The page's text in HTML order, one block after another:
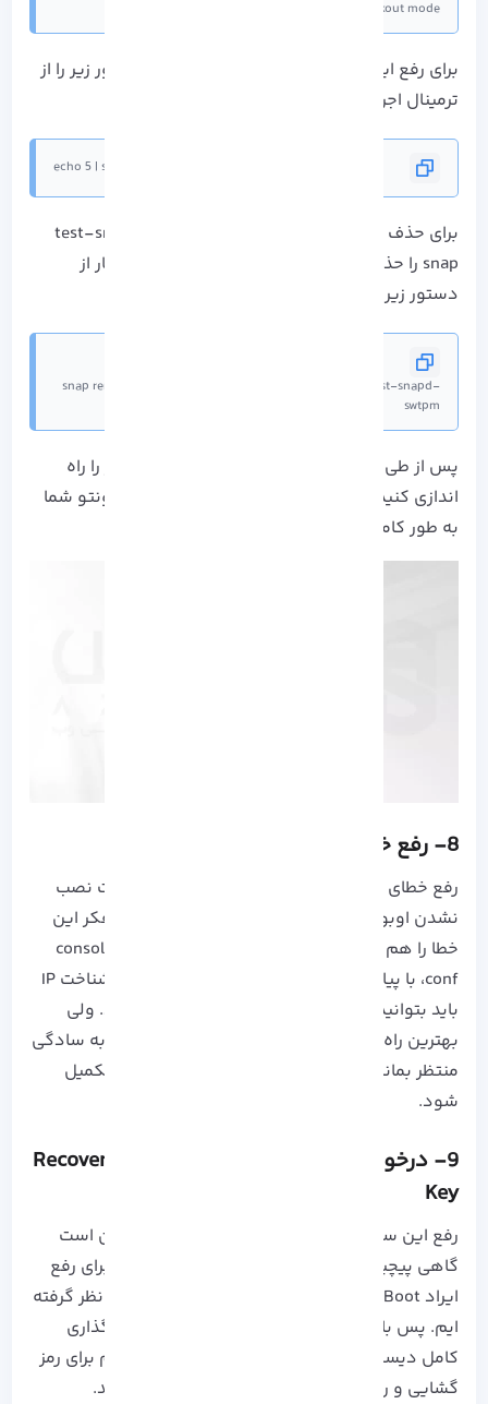
the TPM is in DA lockout mode
برای رفع این خطا باید TPM را پاک کنید! پس دستور زیر را از
ترمینال اجرا کنید:
echo 5 | sudo tee /sys/class/tpm/tpm0/ppi/request
برای حذف کامل نرم افزار TPM مورد test-snapd-swtpm
snap را حذف کرده و مجدد نصب کنید، برای این کار از
دستور زیر استفاده کنید:
snap remove test-snapd-swtpm --purge; snap install test-snapd-
swtpm
پس از طی مراحل بالا مجدد از سیستم مشکل ساز را راه
اندازی کنید، اکنون باید مشکلات نصب نشدن اوبونتو شما
به طور کامل رفع شده باشد.
8- رفع خطای no -ip در
رفع خطای Console -conf no -ip از دیگر مشکلات نصب
نشدن اوبونتو است که در این راهنما جامع حتی فکر این
خطا را هم کرده ایم! اگر در طول به روز رسانی console-
conf، با پیام خطا no-ip مواجه شدید، در صورت شناخت IP
باید بتوانید از طریق SSH به دستگاه متصل شوید. ولی
بهترین راه حل برای خطا های no-ip این است که به سادگی
منتظر بمانید تا به روز رسانی هر کدام از ایرادات تکمیل
شود.
9- درخواست Ubuntu Core Boot برای Recovery
Key
رفع این سری مشکلات نصب نشدن اوبونتو ممکن است
گاهی پیچیده به نظر برسد اما این گونه نیست و برای رفع
ایراد Ubuntu Core Boot هم چند مرحله ساده در نظر گرفته
ایم. پس با توجه به اینکه هنگام استفاده از رمز گذاری
کامل دیسک، ماژول TPM کلید های رمز گذاری لازم برای رمز
گشایی و راه اندازی دستگاه را ذخیره سازی می‌کند.